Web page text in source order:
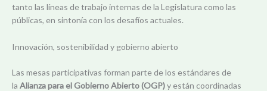
tanto las líneas de trabajo internas de la Legislatura como las
públicas, en sintonía con los desafíos actuales.
Innovación, sostenibilidad y gobierno abierto
Las mesas participativas forman parte de los estándares de
la Alianza para el Gobierno Abierto (OGP)y están coordinadas